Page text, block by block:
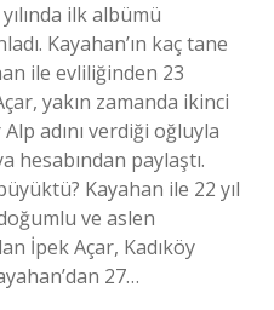
ilk albümü
Kayahan’ın kaç tane
ile evliliğinden 23
yakın zamanda ikinci
adını verdiği oğluyla
hesabından paylaştı.
Kayahan ile 22 yıl
ve aslen
İpek Açar, Kadıköy
27…